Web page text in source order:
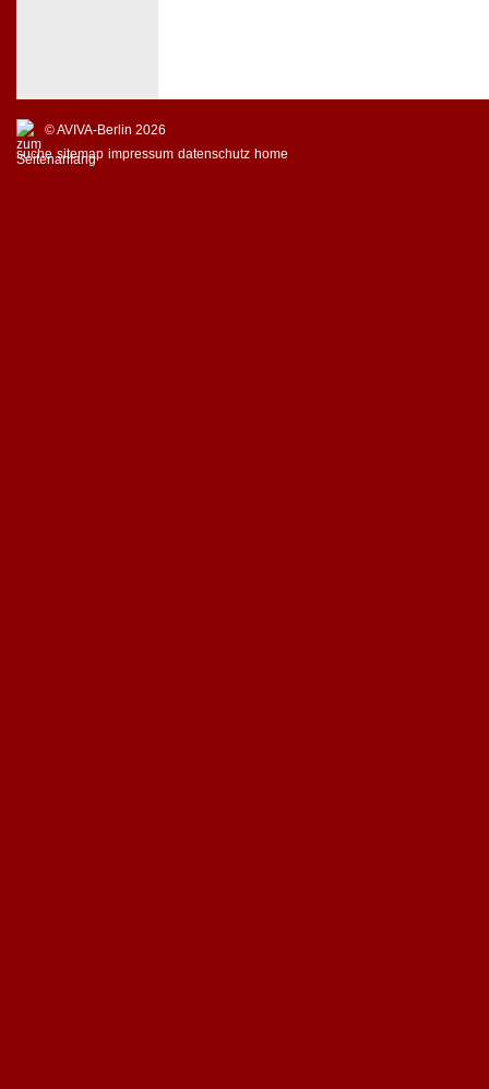
© AVIVA-Berlin 2026
suche sitemap impressum datenschutz home